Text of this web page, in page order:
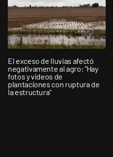
El exceso de lluvias afectó
negativamente al agro: "Hay
fotos y videos de
plantaciones con ruptura de
la estructura"